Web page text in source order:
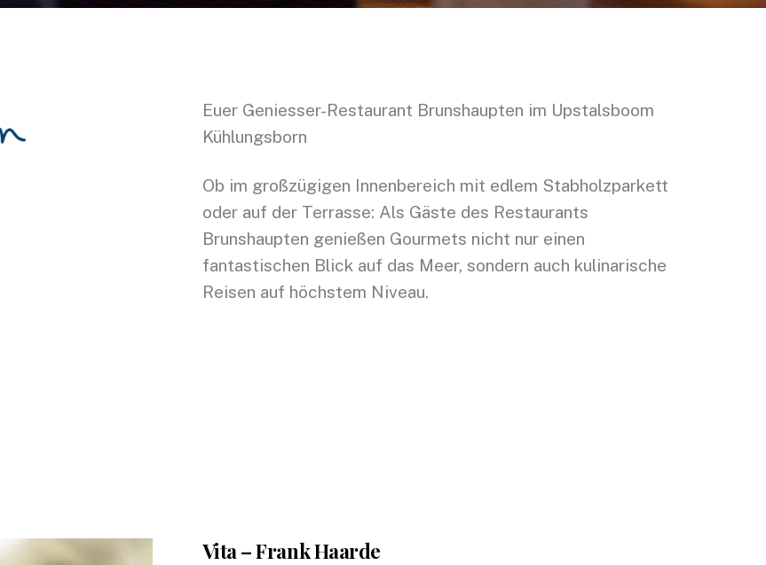
Euer Geniesser-Restaurant Brunshaupten im Upstalsboom
Kühlungsborn
Ob im großzügigen Innenbereich mit edlem Stabholzparkett
oder auf der Terrasse: Als Gäste des Restaurants
Brunshaupten genießen Gourmets nicht nur einen
fantastischen Blick auf das Meer, sondern auch kulinarische
Reisen auf höchstem Niveau.
Vita – Frank Haarde